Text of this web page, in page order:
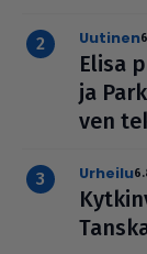
uutinen
Elisa
ja
ven
urheilu